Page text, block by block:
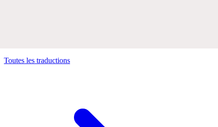
Toutes les traductions